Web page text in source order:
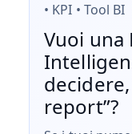
• KPI • Tool BI
Vuoi una
report”?